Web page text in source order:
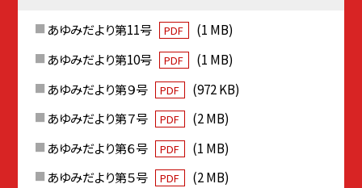
あゆみだより第11号 PDF
(1 MB)
あゆみだより第10号
PDF
(1 MB)
あゆみだより第９号
PDF
(972 KB)
あゆみだより第７号
PDF
(2 MB)
あゆみだより第６号
PDF
(1 MB)
あゆみだより第５号
PDF
(2 MB)